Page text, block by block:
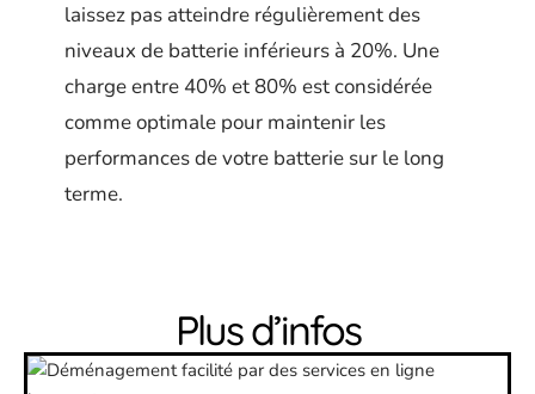
laissez pas atteindre régulièrement des
niveaux de batterie inférieurs à 20%. Une
charge entre 40% et 80% est considérée
comme optimale pour maintenir les
performances de votre batterie sur le long
terme.
Plus d’infos